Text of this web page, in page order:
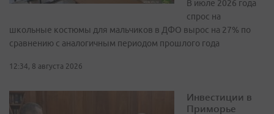
В июле 2026 года
спрос на
школьные костюмы для мальчиков в ДФО вырос на 27% по
сравнению с аналогичным периодом прошлого года
12:34, 8 августа 2026
Инвестиции в
Приморье